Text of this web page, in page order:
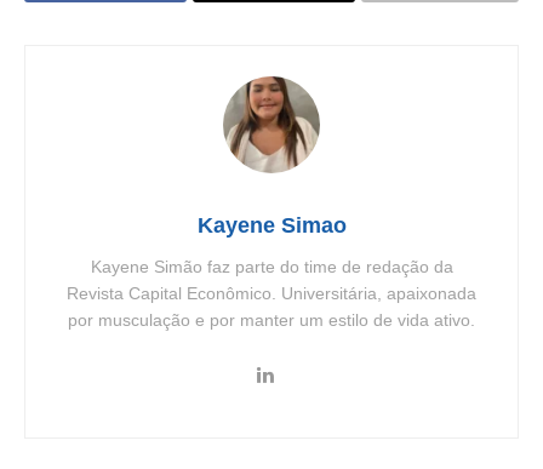
Kayene Simao
Kayene Simão faz parte do time de redação da
Revista Capital Econômico. Universitária, apaixonada
por musculação e por manter um estilo de vida ativo.